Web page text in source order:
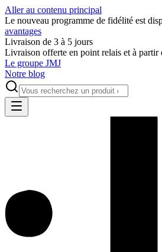
Aller au contenu principal
Le nouveau programme de fidélité est
avantages
Livraison de 3 à 5 jours
Livraison offerte en point relais et à partir
Le groupe JMJ
Notre blog